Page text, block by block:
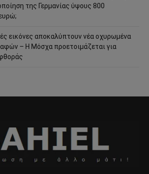
της Γερμανίας ύψους 800
εικόνες αποκαλύπτουν νέα οχυρωμένα
– Η Μόσχα προετοιμάζεται για